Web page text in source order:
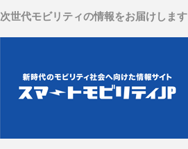
次世代モビリティの情報をお届けします